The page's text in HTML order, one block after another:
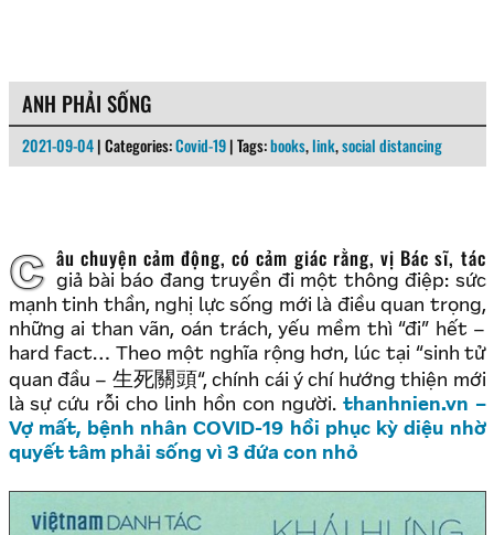
ANH PHẢI SỐNG
2021-09-04 | Categories:Covid-19 | Tags:books,link,social distancing
Câu chuyện cảm động, có cảm giác rằng, vị Bác sĩ, tác
giả bài báo đang truyền đi một thông điệp: sức
mạnh tinh thần, nghị lực sống mới là điều quan trọng,
những ai than vãn, oán trách, yếu mềm thì “đi” hết –
hard fact… Theo một nghĩa rộng hơn, lúc tại “sinh tử
quan đầu – 生死關頭“, chính cái ý chí hướng thiện mới
là sự cứu rỗi cho linh hồn con người. thanhnien.vn –
Vợ mất, bệnh nhân COVID-19 hồi phục kỳ diệu nhờ
quyết tâm phải sống vì 3 đứa con nhỏ